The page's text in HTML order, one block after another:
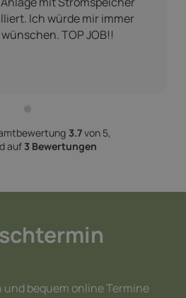
Ich würde mir immer
TOP JOB!!
3.7von 5,
auf 3 Bewertungen
bequem online Termine